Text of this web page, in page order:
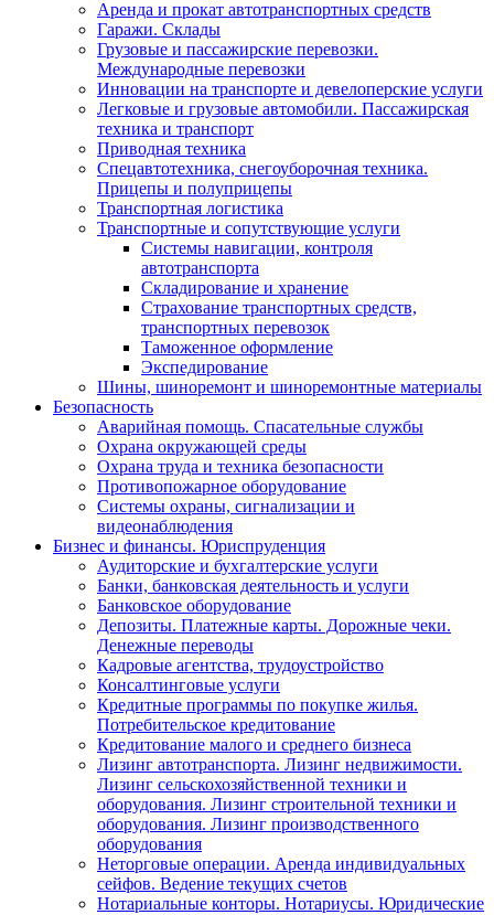
Аренда и прокат автотранспортных средств
Гаражи. Склады
Грузовые и пассажирские перевозки.
Международные перевозки
Инновации на транспорте и девелоперские услуги
Легковые и грузовые автомобили. Пассажирская
техника и транспорт
Приводная техника
Спецавтотехника, снегоуборочная техника.
Прицепы и полуприцепы
Транспортная логистика
Транспортные и сопутствующие услуги
Системы навигации, контроля
автотранспорта
Складирование и хранение
Страхование транспортных средств,
транспортных перевозок
Таможенное оформление
Экспедирование
Шины, шиноремонт и шиноремонтные материалы
Безопасность
Аварийная помощь. Спасательные службы
Охрана окружающей среды
Охрана труда и техника безопасности
Противопожарное оборудование
Системы охраны, сигнализации и
видеонаблюдения
Бизнес и финансы. Юриспруденция
Аудиторские и бухгалтерские услуги
Банки, банковская деятельность и услуги
Банковское оборудование
Депозиты. Платежные карты. Дорожные чеки.
Денежные переводы
Кадровые агентства, трудоустройство
Консалтинговые услуги
Кредитные программы по покупке жилья.
Потребительское кредитование
Кредитование малого и среднего бизнеса
Лизинг автотранспорта. Лизинг недвижимости.
Лизинг сельскохозяйственной техники и
оборудования. Лизинг строительной техники и
оборудования. Лизинг производственного
оборудования
Неторговые операции. Аренда индивидуальных
сейфов. Ведение текущих счетов
Нотариальные конторы. Нотариусы. Юридические